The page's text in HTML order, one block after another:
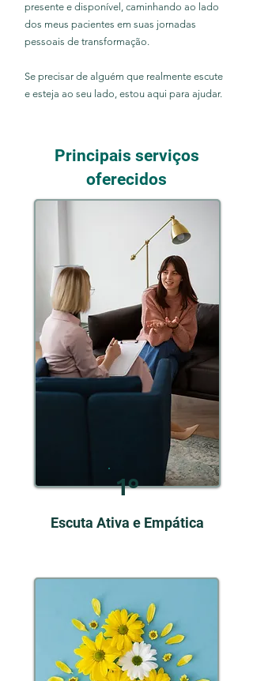
presente e disponível, caminhando ao lado
dos meus pacientes em suas jornadas
pessoais de transformação.
Se precisar de alguém que realmente escute
e esteja ao seu lado, estou aqui para ajudar.
Principais serviços
oferecidos
1°
Escuta Ativa e Empática